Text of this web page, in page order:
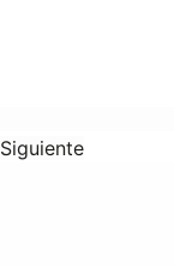
Siguiente